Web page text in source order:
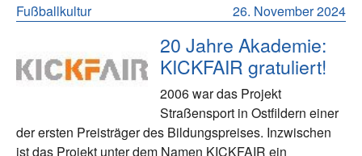
26. November 2024
Fußballkultur
20 Jahre Akademie:
KICKFAIR gratuliert!
2006 war das Projekt
Straßensport in Ostfildern einer
der ersten Preisträger des Bildungspreises. Inzwischen
ist das Projekt unter dem Namen KICKFAIR ein